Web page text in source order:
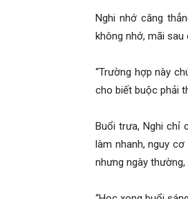
hai
phong,
phòng
Nghi nhớ căng
không nhớ, mãi sau
“Trường hợp này
cho biết buộc phải
Buổi trưa, Nghi chỉ
làm nhanh, nguy
nhưng ngày